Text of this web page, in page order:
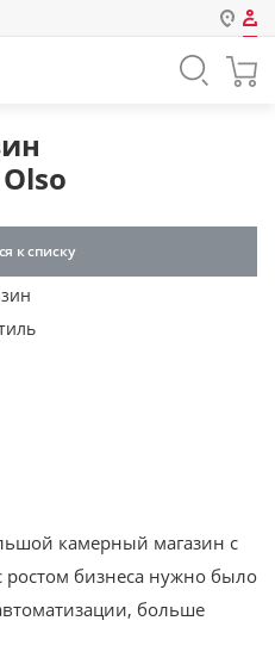
меня на этом
к списку
камерный магазин с
бизнеса нужно было
больше